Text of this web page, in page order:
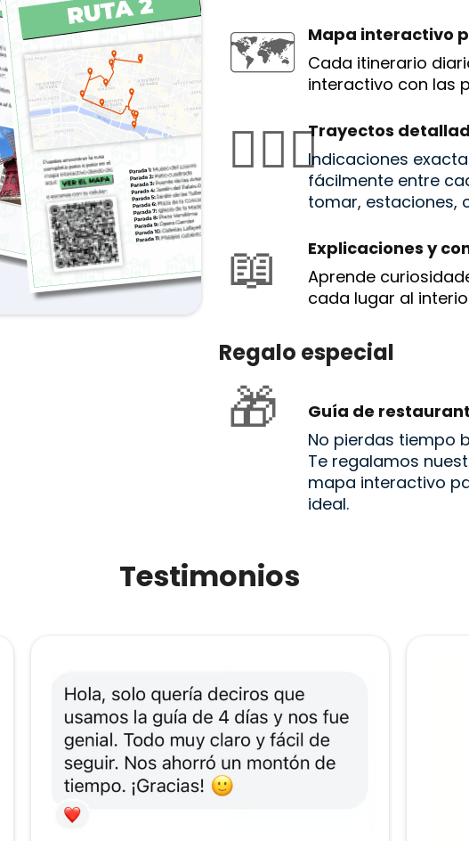
🗺️ Mapa interactivo
Cada itinerario
interactivo con las
🚶🏻‍♂️Trayectos
Indicaciones
fácilmente entre
tomar, estaciones,
📖
Explicaciones y
Aprende
cada lugar al
Regalo especial
🎁
Guía de
No pierdas tiempo
Te regalamos
mapa interactivo
ideal.
Testimonios